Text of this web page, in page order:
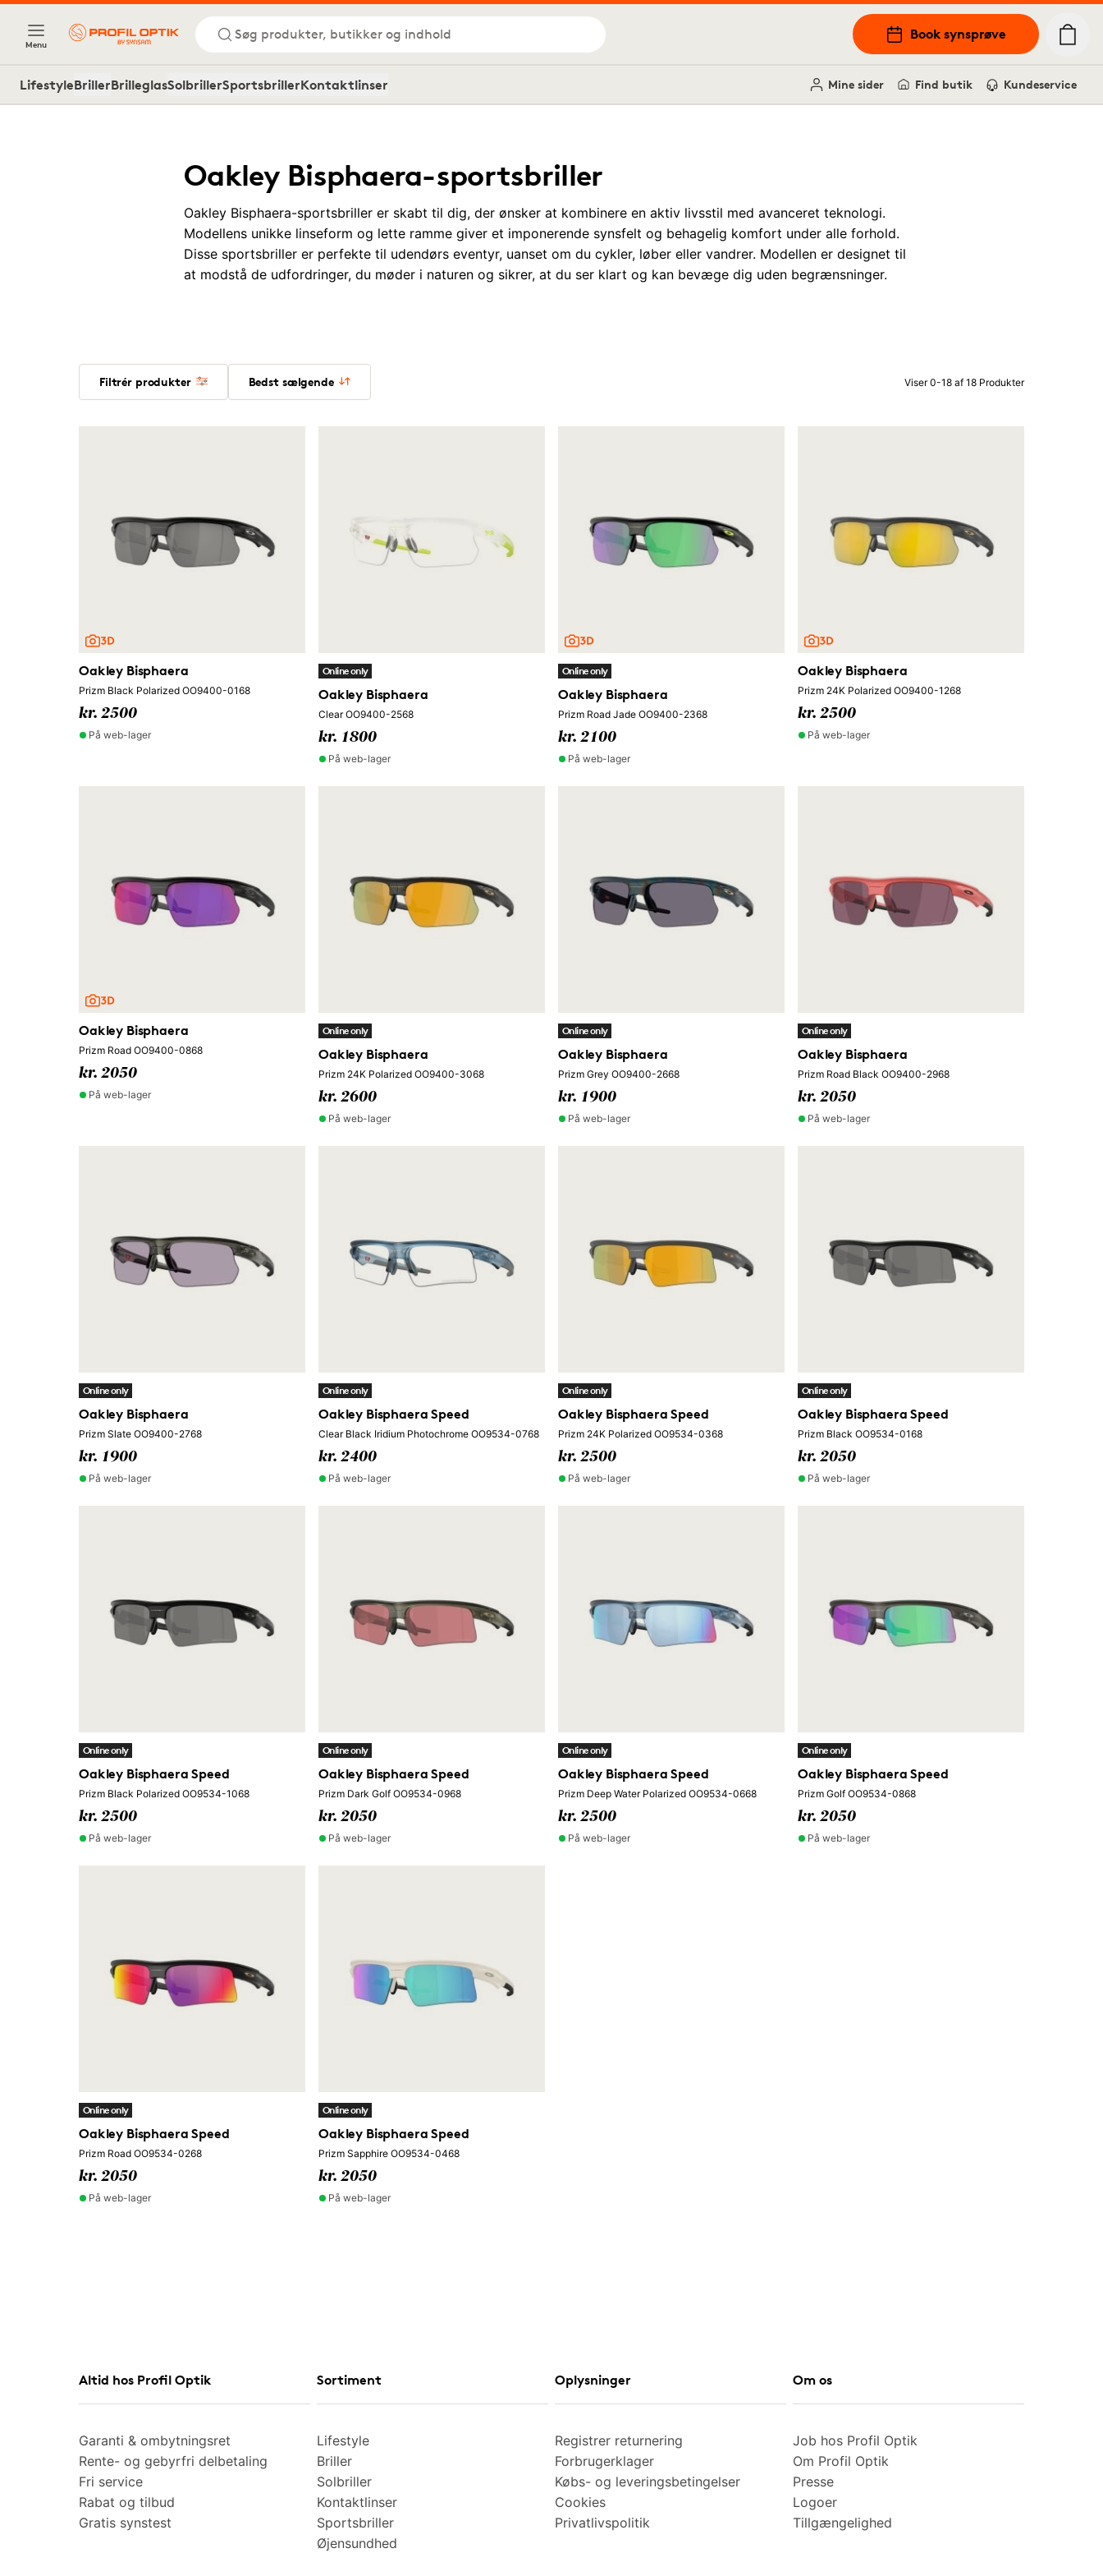
Menu
Søg produkter, butikker og indhold Book synsprøve
LifestyleBrillerBrilleglasSolbrillerSportsbrillerKontaktlinser Mine sider Find butik Kundeservice
Oakley Bisphaera-sportsbriller
Oakley Bisphaera-sportsbriller er skabt til dig, der ønsker at kombinere en aktiv livsstil med avanceret teknologi.
Modellens unikke linseform og lette ramme giver et imponerende synsfelt og behagelig komfort under alle forhold.
Disse sportsbriller er perfekte til udendørs eventyr, uanset om du cykler, løber eller vandrer. Modellen er designet til
at modstå de udfordringer, du møder i naturen og sikrer, at du ser klart og kan bevæge dig uden begrænsninger.
Filtrér produkter Bedst sælgende Viser 0-18 af 18 Produkter
Oakley Bisphaera
Prizm Black Polarized OO9400-0168
kr. 2500
På web-lager
Online only
Oakley Bisphaera
Clear OO9400-2568
kr. 1800
På web-lager
Online only
Oakley Bisphaera
Prizm Road Jade OO9400-2368
kr. 2100
På web-lager
Oakley Bisphaera
Prizm 24K Polarized OO9400-1268
kr. 2500
På web-lager
Oakley Bisphaera
Prizm Road OO9400-0868
kr. 2050
På web-lager
Online only
Oakley Bisphaera
Prizm 24K Polarized OO9400-3068
kr. 2600
På web-lager
Online only
Oakley Bisphaera
Prizm Grey OO9400-2668
kr. 1900
På web-lager
Online only
Oakley Bisphaera
Prizm Road Black OO9400-2968
kr. 2050
På web-lager
Online only
Oakley Bisphaera
Prizm Slate OO9400-2768
kr. 1900
På web-lager
Online only
Oakley Bisphaera Speed
Clear Black Iridium Photochrome OO9534-0768
kr. 2400
På web-lager
Online only
Oakley Bisphaera Speed
Prizm 24K Polarized OO9534-0368
kr. 2500
På web-lager
Online only
Oakley Bisphaera Speed
Prizm Black OO9534-0168
kr. 2050
På web-lager
Online only
Oakley Bisphaera Speed
Prizm Black Polarized OO9534-1068
kr. 2500
På web-lager
Online only
Oakley Bisphaera Speed
Prizm Dark Golf OO9534-0968
kr. 2050
På web-lager
Online only
Oakley Bisphaera Speed
Prizm Deep Water Polarized OO9534-0668
kr. 2500
På web-lager
Online only
Oakley Bisphaera Speed
Prizm Golf OO9534-0868
kr. 2050
På web-lager
Online only
Oakley Bisphaera Speed
Prizm Road OO9534-0268
kr. 2050
På web-lager
Online only
Oakley Bisphaera Speed
Prizm Sapphire OO9534-0468
kr. 2050
På web-lager
Altid hos Profil Optik
Garanti & ombytningsret
Rente- og gebyrfri delbetaling
Fri service
Rabat og tilbud
Gratis synstest
Sortiment
Lifestyle
Briller
Solbriller
Kontaktlinser
Sportsbriller
Øjensundhed
Oplysninger
Registrer returnering
Forbrugerklager
Købs- og leveringsbetingelser
Cookies
Privatlivspolitik
Om os
Job hos Profil Optik
Om Profil Optik
Presse
Logoer
Tillgængelighed